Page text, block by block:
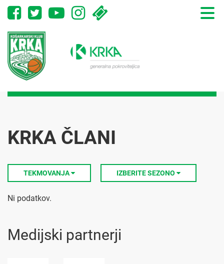
Toggle
KRKA ČLANI
TEKMOVANJA IZBERITE SEZONO
Ni podatkov.
Medijski partnerji